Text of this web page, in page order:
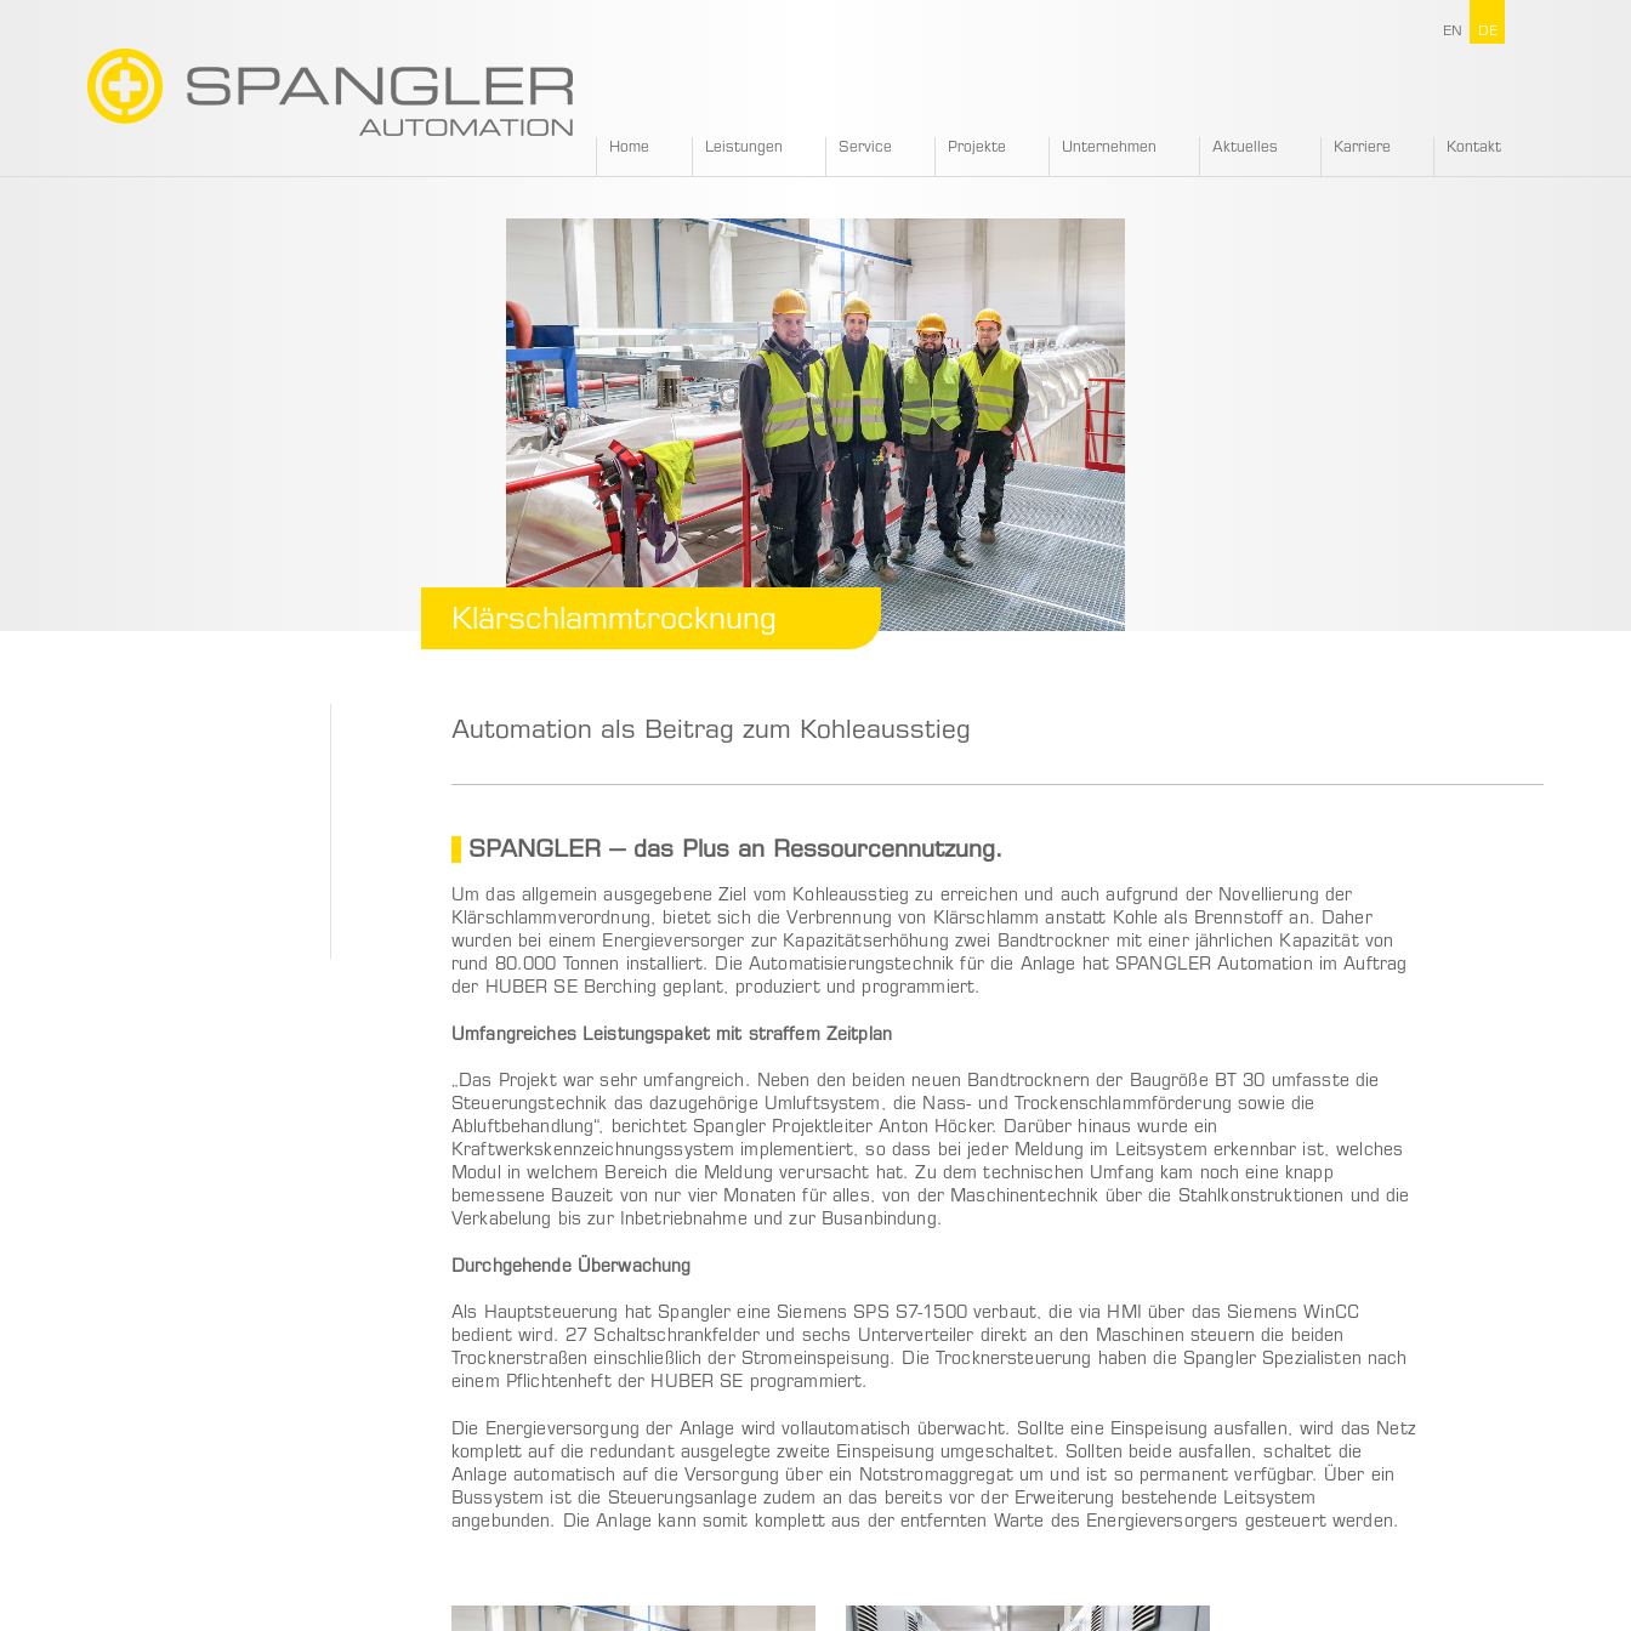
SPANGLER
Home Leistungen Service Projekte Unternehmen Aktuelles Karriere Kontakt
Klärschlammtrocknung
Automation als Beitrag zum Kohleausstieg
SPANGLER – das Plus an Ressourcennutzung.
Um das allgemein ausgegebene Ziel vom Kohleausstieg zu erreichen und auch aufgrund der Novellierung der
Klärschlammverordnung, bietet sich die Verbrennung von Klärschlamm anstatt Kohle als Brennstoff an. Daher
wurden bei einem Energieversorger zur Kapazitätserhöhung zwei Bandtrockner mit einer jährlichen Kapazität von
rund 80.000 Tonnen installiert. Die Automatisierungstechnik für die Anlage hat SPANGLER Automation im Auftrag
der HUBER SE Berching geplant, produziert und programmiert.
Umfangreiches Leistungspaket mit straffem Zeitplan
„Das Projekt war sehr umfangreich. Neben den beiden neuen Bandtrocknern der Baugröße BT 30 umfasste die
Steuerungstechnik das dazugehörige Umluftsystem, die Nass- und Trockenschlammförderung sowie die
Abluftbehandlung“, berichtet Spangler Projektleiter Anton Höcker. Darüber hinaus wurde ein
Kraftwerkskennzeichnungssystem implementiert, so dass bei jeder Meldung im Leitsystem erkennbar ist, welches
Modul in welchem Bereich die Meldung verursacht hat. Zu dem technischen Umfang kam noch eine knapp
bemessene Bauzeit von nur vier Monaten für alles, von der Maschinentechnik über die Stahlkonstruktionen und die
Verkabelung bis zur Inbetriebnahme und zur Busanbindung.
Durchgehende Überwachung
Als Hauptsteuerung hat Spangler eine Siemens SPS S7-1500 verbaut, die via HMI über das Siemens WinCC
bedient wird. 27 Schaltschrankfelder und sechs Unterverteiler direkt an den Maschinen steuern die beiden
Trocknerstraßen einschließlich der Stromeinspeisung. Die Trocknersteuerung haben die Spangler Spezialisten nach
einem Pflichtenheft der HUBER SE programmiert.
Die Energieversorgung der Anlage wird vollautomatisch überwacht. Sollte eine Einspeisung ausfallen, wird das Netz
komplett auf die redundant ausgelegte zweite Einspeisung umgeschaltet. Sollten beide ausfallen, schaltet die
Anlage automatisch auf die Versorgung über ein Notstromaggregat um und ist so permanent verfügbar. Über ein
Bussystem ist die Steuerungsanlage zudem an das bereits vor der Erweiterung bestehende Leitsystem
angebunden. Die Anlage kann somit komplett aus der entfernten Warte des Energieversorgers gesteuert werden.
EN DE